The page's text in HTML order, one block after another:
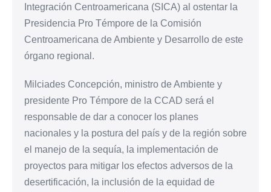
Integración Centroamericana (SICA) al ostentar la
Presidencia Pro Témpore de la Comisión
Centroamericana de Ambiente y Desarrollo de este
órgano regional.
Milciades Concepción, ministro de Ambiente y
presidente Pro Témpore de la CCAD será el
responsable de dar a conocer los planes
nacionales y la postura del país y de la región sobre
el manejo de la sequía, la implementación de
proyectos para mitigar los efectos adversos de la
desertificación, la inclusión de la equidad de